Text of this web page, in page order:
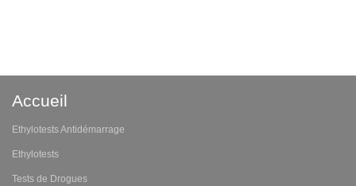
Accueil
Ethylotests Antidémarrage
Ethylotests
Tests de Drogues